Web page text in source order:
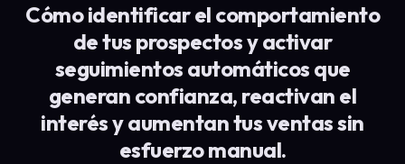
Cómo identificar el comportamiento
de tus prospectos y activar
seguimientos automáticos que
generan confianza, reactivan el
interés y aumentan tus ventas sin
esfuerzo manual.